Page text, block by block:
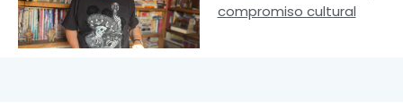
compromiso cultural